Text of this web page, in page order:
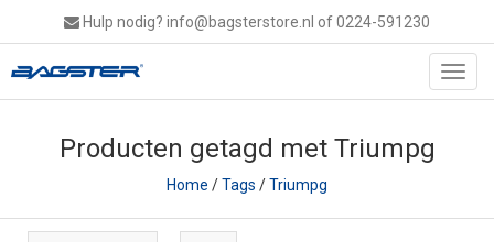
Hulp nodig? info@bagsterstore.nl of 0224-591230
Producten getagd met Triumpg
Home /Tags /Triumpg